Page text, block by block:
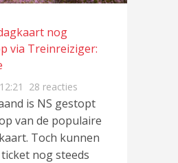
nog
via Treinreiziger:
12:21 28 reacties
is NS gestopt
van de populaire
Toch kunnen
nog steeds